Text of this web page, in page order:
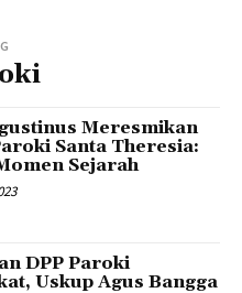
Meresmikan
Santa Theresia:
Sejarah
DPP Paroki
Uskup Agus Bangga